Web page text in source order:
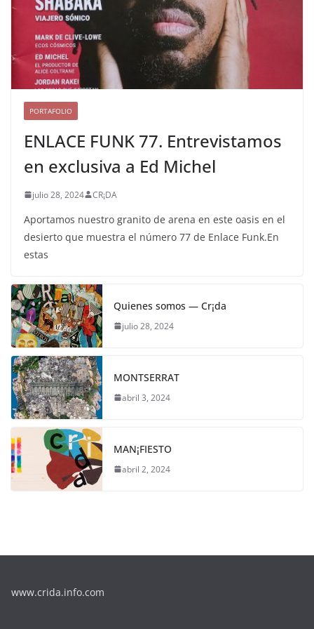
PORTAFOLIO
ENLACE FUNK 77. Entrevistamos
en exclusiva a Ed Michel
julio 28, 2024 CR¡DA
Aportamos nuestro granito de arena en este oasis en el
desierto que muestra el número 77 de Enlace Funk.En
estas
Quienes somos — Cr¡da
julio 28, 2024
MONTSERRAT
abril 3, 2024
MAN¡FIESTO
abril 2, 2024
www.crida.info.com